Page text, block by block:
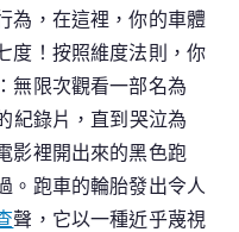
為，在這裡，你的車體
！按照維度法則，你
無限次觀看一部名為
紀錄片，直到哭泣為
影裡開出來的黑色跑
。跑車的輪胎發出令人
聲，它以一種近乎蔑視